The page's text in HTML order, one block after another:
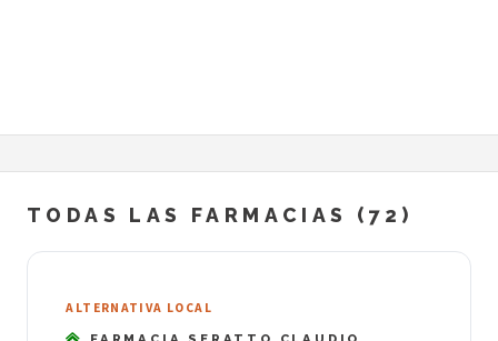
TODAS LAS FARMACIAS (72)
ALTERNATIVA LOCAL